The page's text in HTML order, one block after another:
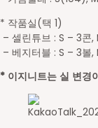
* 작품실(택 1)
– 셀린튜브 : S – 3콘,
– 베지터블 : S – 3볼,
* 이지니트는 실 변경